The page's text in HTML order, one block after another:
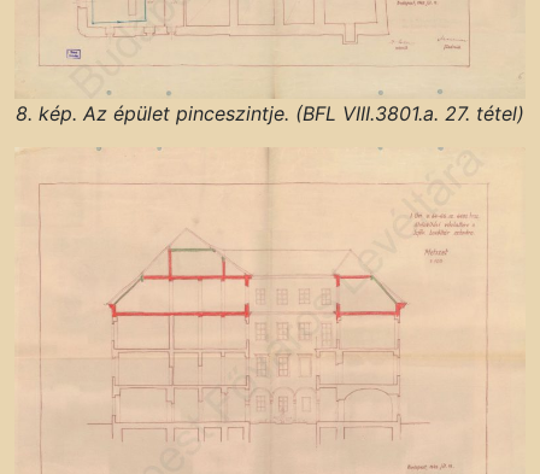
8. kép. Az épület pinceszintje. (BFL VIII.3801.a. 27. tétel)